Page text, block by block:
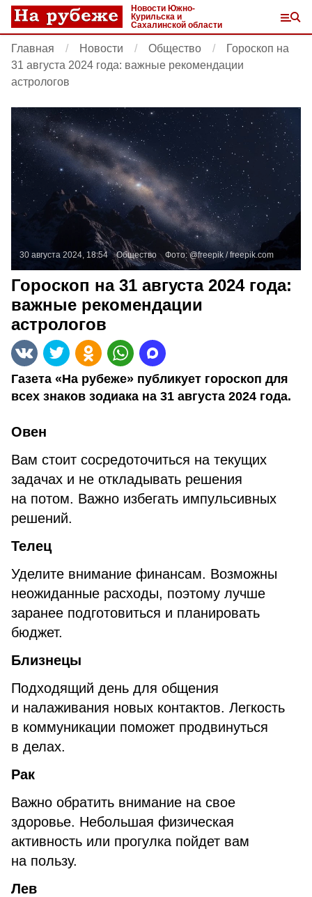
Новости Южно-
Курильска и
Сахалинской области
Главная Новости Общество
Гороскоп на
31 августа 2024 года: важные рекомендации
астрологов
30 августа 2024, 18:54 Общество Фото:@freepik /freepik.com
Гороскоп на 31 августа 2024 года:
важные рекомендации
астрологов
Газета «На рубеже» публикует гороскоп для
всех знаков зодиака на 31 августа 2024 года.
Овен
Вам стоит сосредоточиться на текущих
задачах и не откладывать решения
на потом. Важно избегать импульсивных
решений.
Телец
Уделите внимание финансам. Возможны
неожиданные расходы, поэтому лучше
заранее подготовиться и планировать
бюджет.
Близнецы
Подходящий день для общения
и налаживания новых контактов. Легкость
в коммуникации поможет продвинуться
в делах.
Рак
Важно обратить внимание на свое
здоровье. Небольшая физическая
активность или прогулка пойдет вам
на пользу.
Лев